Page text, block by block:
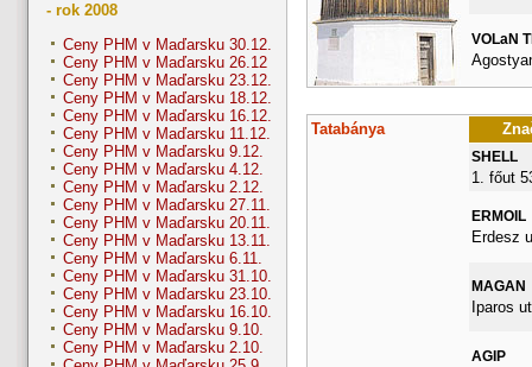
- rok 2008
Ceny PHM v Maďarsku 30.12.
Ceny PHM v Maďarsku 26.12
Ceny PHM v Maďarsku 23.12.
Ceny PHM v Maďarsku 18.12.
Ceny PHM v Maďarsku 16.12.
Ceny PHM v Maďarsku 11.12.
Ceny PHM v Maďarsku 9.12.
Ceny PHM v Maďarsku 4.12.
Ceny PHM v Maďarsku 2.12.
Ceny PHM v Maďarsku 27.11.
Ceny PHM v Maďarsku 20.11.
Ceny PHM v Maďarsku 13.11.
Ceny PHM v Maďarsku 6.11.
Ceny PHM v Maďarsku 31.10.
Ceny PHM v Maďarsku 23.10.
Ceny PHM v Maďarsku 16.10.
Ceny PHM v Maďarsku 9.10.
Ceny PHM v Maďarsku 2.10.
VOLaN
Tatabánya
SHELL
1. főut
ERMOIL
Erdesz
MAGAN
Iparos
AGIP